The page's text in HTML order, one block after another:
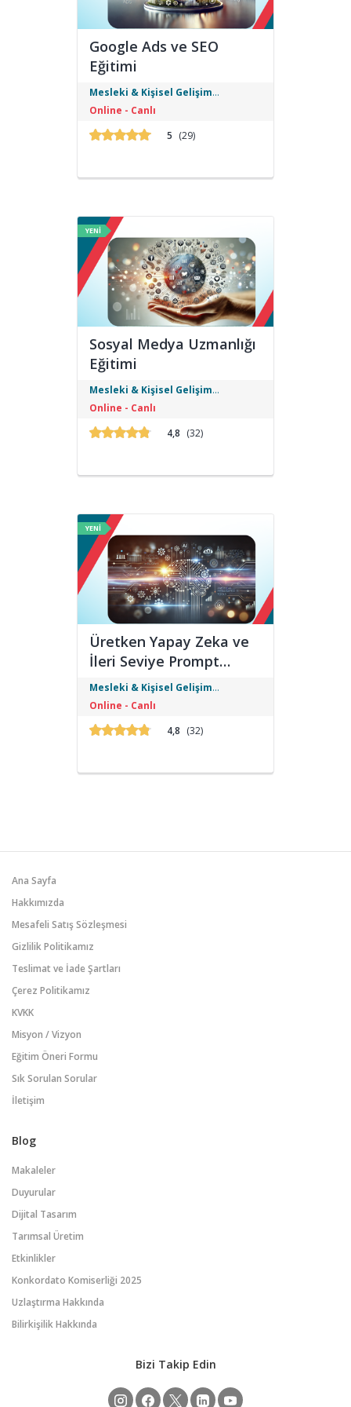
Google Ads ve SEO
Eğitimi
Google Ads ve SEO Eğitimi ile arama
motoru reklamcılığı, anahtar kelime
optimizasyonu, organik sıralama
stratejilerini öğrenin.
Mesleki & Kişisel Gelişim
Eğitimleri
Online - Canlı
5 (29)
YENİ
Sosyal Medya Uzmanlığı
Eğitimi
Sosyal Medya Uzmanlığı Eğitimi ile
içerik stratejisi, reklam yönetimi, analiz
ve sosyal medya platformlarını
kazanın.
Mesleki & Kişisel Gelişim
Eğitimleri
Online - Canlı
4,8 (32)
YENİ
Üretken Yapay Zeka ve
İleri Seviye Prompt
Eğitimi
Üretken Yapay Zeka ve Prompt
Mühendisliği Eğitimi ile yapay zeka
modelleri için etkili komutlar (prompt)
kullanmayı öğrenin.
Mesleki & Kişisel Gelişim
Eğitimleri
Online - Canlı
4,8 (32)
Ana Sayfa
Hakkımızda
Mesafeli Satış Sözleşmesi
Gizlilik Politikamız
Teslimat ve İade Şartları
Çerez Politikamız
KVKK
Misyon / Vizyon
Eğitim Öneri Formu
Sık Sorulan Sorular
İletişim
Blog
Makaleler
Duyurular
Dijital Tasarım
Tarımsal Üretim
Etkinlikler
Konkordato Komiserliği 2025
Uzlaştırma Hakkında
Bilirkişilik Hakkında
Bizi Takip Edin